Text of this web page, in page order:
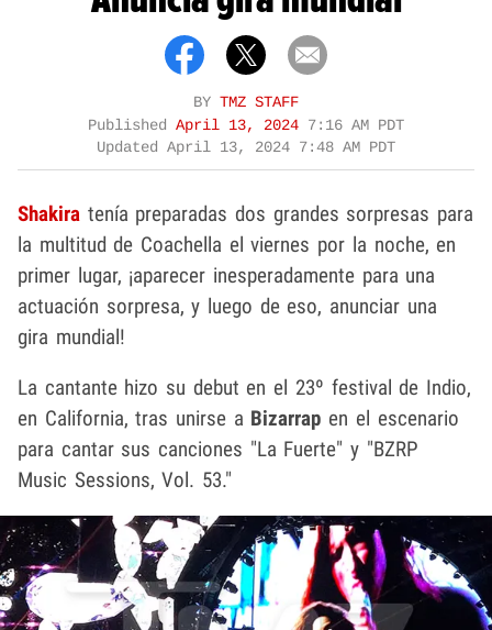
BY TMZ STAFF
Published April 13, 2024 7:16 AM PDT
Updated April 13, 2024 7:48 AM PDT
Shakira tenía preparadas dos grandes sorpresas para
la multitud de Coachella el viernes por la noche, en
primer lugar, ¡aparecer inesperadamente para una
actuación sorpresa, y luego de eso, anunciar una
gira mundial!
La cantante hizo su debut en el 23º festival de Indio,
en California, tras unirse a Bizarrap en el escenario
para cantar sus canciones "La Fuerte" y "BZRP
Music Sessions, Vol. 53."